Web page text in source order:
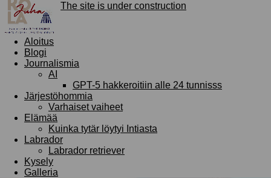
The site is under construction
Aloitus
Blogi
Journalismia
AI
GPT-5 hakkeroitiin alle 24 tunnisss
Järjestöhommia
Varhaiset vaiheet
Elämää
Kuinka tytär löytyi Intiasta
Labrador
Labrador retriever
Kysely
Galleria